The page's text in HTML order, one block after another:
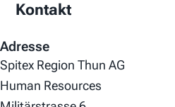
Kontakt
Adresse
Spitex Region Thun AG
Human Resources